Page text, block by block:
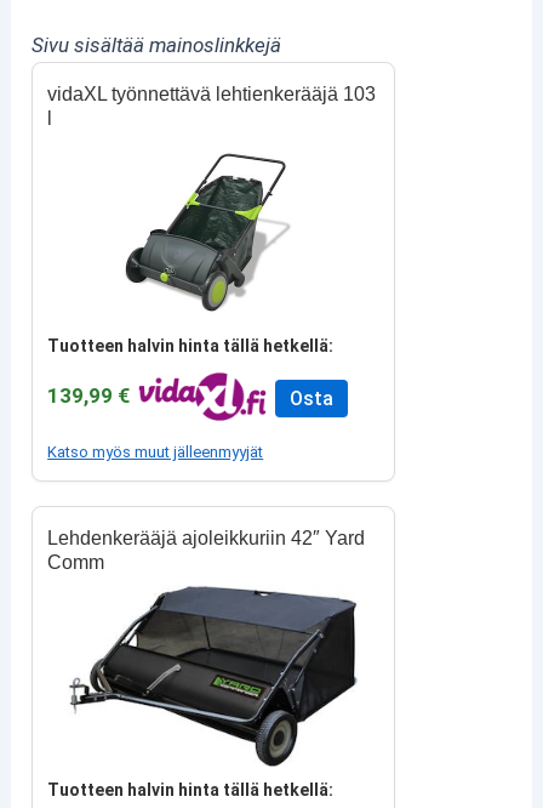
Sivu sisältää mainoslinkkejä
vidaXL työnnettävä lehtienkerääjä 103
Tuotteen halvin hinta tällä hetkellä:
139,99 € Osta
Katso myös muut jälleenmyyjät
Lehdenkerääjä ajoleikkuriin 42″ Yard
Comm
Tuotteen halvin hinta tällä hetkellä: